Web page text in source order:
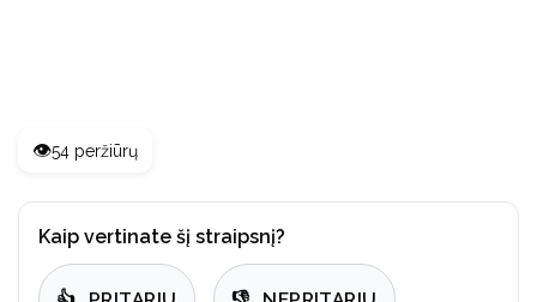
👁️54 peržiūrų
Kaip vertinate šį straipsnį?